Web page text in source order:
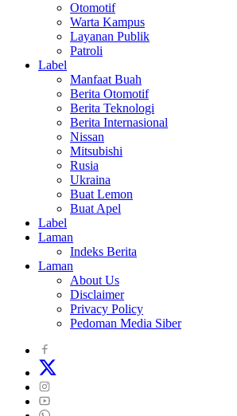
Otomotif
Warta Kampus
Layanan Publik
Patroli
Label
Manfaat Buah
Berita Otomotif
Berita Teknologi
Berita Internasional
Nissan
Mitsubishi
Rusia
Ukraina
Buat Lemon
Buat Apel
Label
Laman
Indeks Berita
Laman
About Us
Disclaimer
Privacy Policy
Pedoman Media Siber